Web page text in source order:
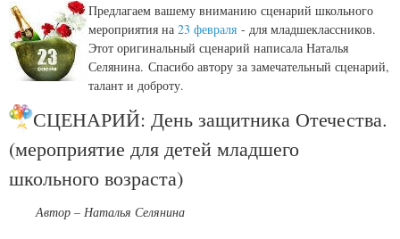
Предлагаем вашему вниманию сценарий школьного
мероприятия на 23 февраля - для младшеклассников.
Этот оригинальный сценарий написала Наталья
Селянина. Спасибо автору за замечательный сценарий,
талант и доброту.
СЦЕНАРИЙ: День защитника Отечества.
(мероприятие для детей младшего
школьного возраста)
Автор – Наталья Селянина